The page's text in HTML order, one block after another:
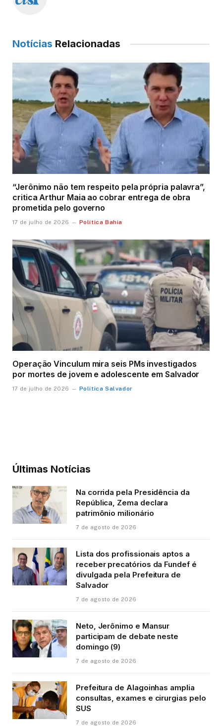
Notícias Relacionadas
“Jerônimo não tem respeito pela própria palavra”,
critica Arthur Maia ao cobrar entrega de obra
prometida pelo governo
17 de julho de 2026 Política Bahia
Operação Vinculum mira seis PMs investigados
por mortes de jovem e adolescente em Salvador
17 de julho de 2026 Política Salvador
Últimas Notícias
Na corrida pela Presidência da
República, Zema declara
patrimônio milionário
7 de agosto de 2026
Lista dos profissionais aptos a
receber precatórios da Fundef é
divulgada pela Prefeitura de
Salvador
7 de agosto de 2026
Neto, Jerônimo e Mansur
participam de debate neste
domingo (9)
7 de agosto de 2026
Prefeitura de Alagoinhas amplia
consultas, exames e cirurgias pelo
SUS
7 de agosto de 2026